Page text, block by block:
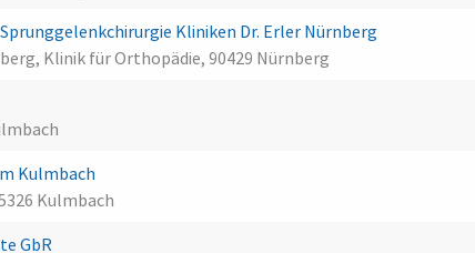
Kliniken Dr. Erler Nürnberg
Klinik für Orthopädie, 90429 Nürnberg
Kulmbach
Kulmbach
GbR